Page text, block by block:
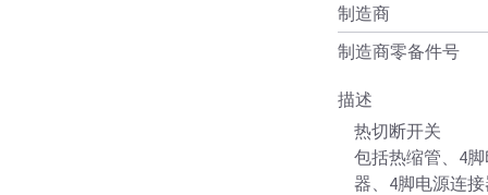
制造商
制造商零备件号
描述
热切断开关
包括热缩管、4
器、4脚电源连